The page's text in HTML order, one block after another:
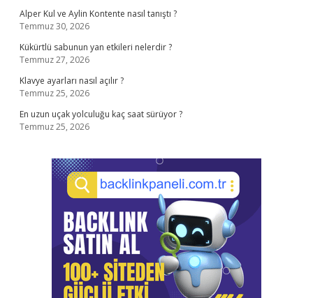
Alper Kul ve Aylin Kontente nasıl tanıştı ?
Temmuz 30, 2026
Kükürtlü sabunun yan etkileri nelerdir ?
Temmuz 27, 2026
Klavye ayarları nasıl açılır ?
Temmuz 25, 2026
En uzun uçak yolculuğu kaç saat sürüyor ?
Temmuz 25, 2026